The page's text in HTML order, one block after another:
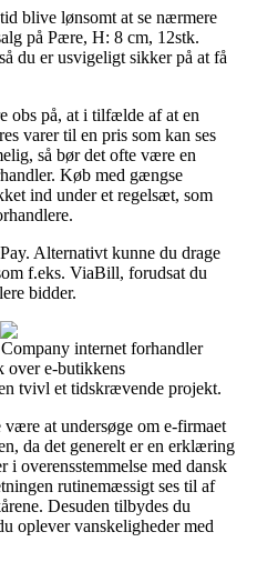
blive lønsomt at se nærmere
på Pære, H: 8 cm, 12stk.
du er usvigeligt sikker på at få
obs på, at i tilfælde af at en
varer til en pris som kan ses
så bør det ofte være en
Køb med gængse
ind under et regelsæt, som
Alternativt kunne du drage
f.eks. ViaBill, forudsat du
bidder.
internet forhandler
over e-butikkens
tvivl et tidskrævende projekt.
at undersøge om e-firmaet
da det generelt er en erklæring
i overensstemmelse med dansk
rutinemæssigt ses til af
Desuden tilbydes du
oplever vanskeligheder med